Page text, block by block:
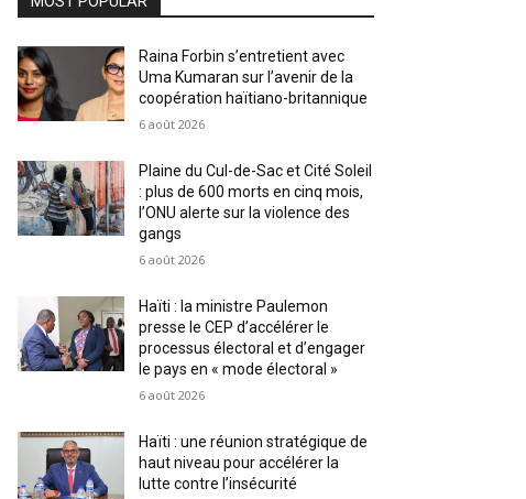
Raina Forbin s’entretient avec
Uma Kumaran sur l’avenir de la
coopération haïtiano-britannique
6 août 2026
Plaine du Cul-de-Sac et Cité Soleil
: plus de 600 morts en cinq mois,
l’ONU alerte sur la violence des
gangs
6 août 2026
Haïti : la ministre Paulemon
presse le CEP d’accélérer le
processus électoral et d’engager
le pays en « mode électoral »
6 août 2026
Haïti : une réunion stratégique de
haut niveau pour accélérer la
lutte contre l’insécurité